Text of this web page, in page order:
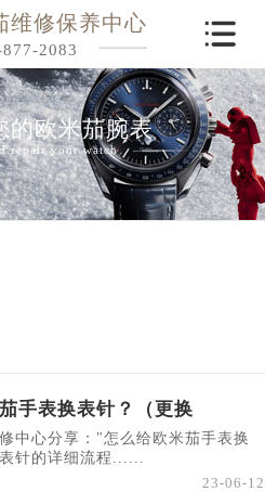
维修保养中心
2083
的欧米茄腕表
repair your watch
手表换表针？（更换
中心分享："怎么给欧米茄手表换
针的详细流程......
23-06-12